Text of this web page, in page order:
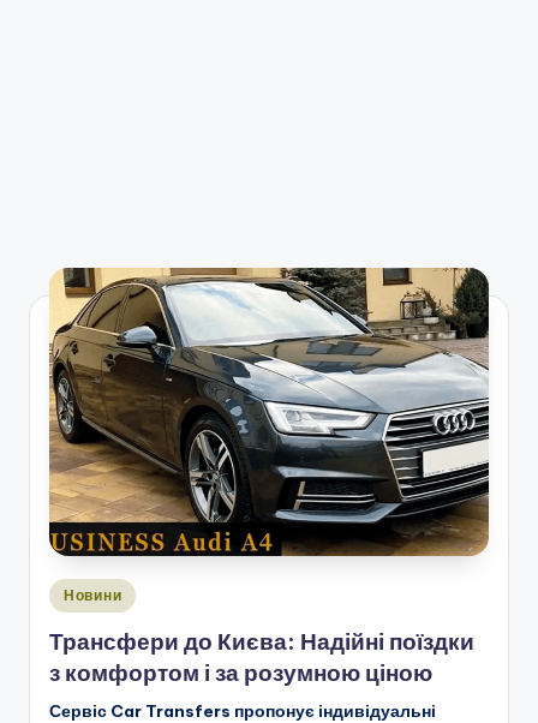
Опубліковано
Новини
Трансфери до Києва: Надійні поїздки
з комфортом і за розумною ціною
Сервіс Car Transfers пропонує індивідуальні